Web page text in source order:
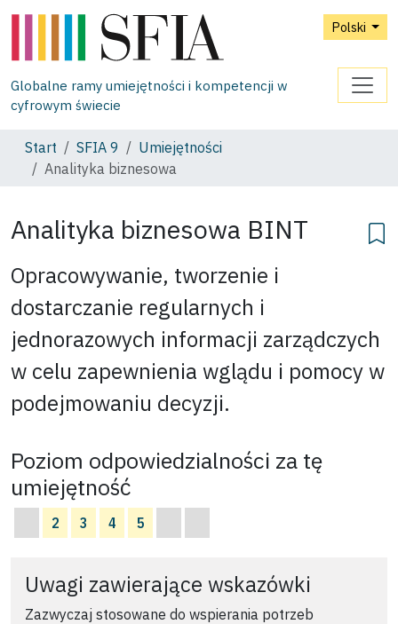
Polski
Globalne ramy umiejętności i kompetencji w
cyfrowym świecie
Start SFIA 9
Umiejętności
Analityka biznesowa
Analityka biznesowa BINT
Opracowywanie, tworzenie i
dostarczanie regularnych i
jednorazowych informacji zarządczych
w celu zapewnienia wglądu i pomocy w
podejmowaniu decyzji.
Poziom odpowiedzialności za tę
umiejętność
2 3 4 5
Uwagi zawierające wskazówki
Zazwyczaj stosowane do wspierania potrzeb